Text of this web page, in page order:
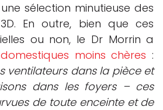
sélection minutieuse des
En outre, bien que ces
ou non, le Dr Morrin a
moins chères :
ventilateurs dans la pièce et
dans les foyers – ces
de toute enceinte et de